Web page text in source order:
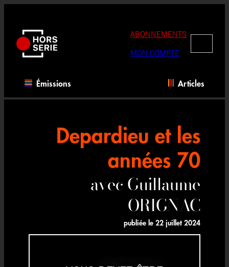
contenu
ABONNEMENTS
MON COMPTE
Émissions Articles
Depardieu et les
années 70
avec Guillaume
ORIGNAC
publiée le 22 juillet 2024